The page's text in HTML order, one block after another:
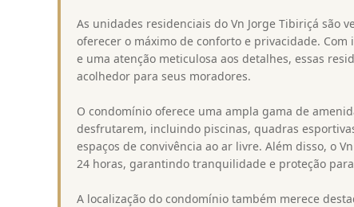
As unidades residenciais do Vn Jorge Tibiriçá
oferecer o máximo de conforto e privacidade.
e uma atenção meticulosa aos detalhes, essas
acolhedor para seus moradores.
O condomínio oferece uma ampla gama de
desfrutarem, incluindo piscinas, quadras
espaços de convivência ao ar livre. Além disso, o
24 horas, garantindo tranquilidade e proteção
A localização do condomínio também merece